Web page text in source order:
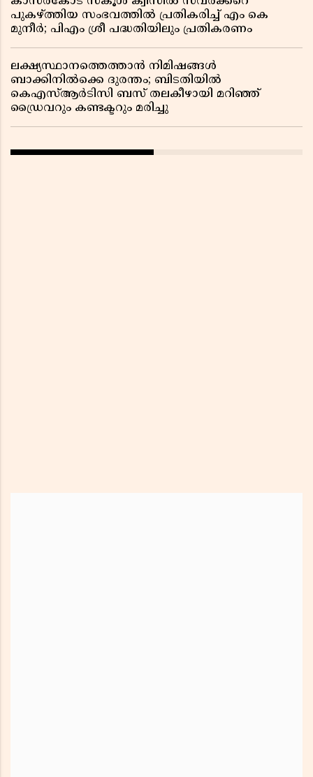
പുകഴ്ത്തിയ സംഭവത്തിൽ പ്രതികരിച്ച് എം കെ
മുനീർ; പിഎം ശ്രീ പദ്ധതിയിലും പ്രതികരണം
ലക്ഷ്യസ്ഥാനത്തെത്താൻ നിമിഷങ്ങൾ
ബാക്കിനിൽക്കെ ദുരന്തം; ബിടതിയിൽ
കെഎസ്ആർടിസി ബസ് തലകീഴായി മറിഞ്ഞ്
ഡ്രൈവറും കണ്ടക്ടറും മരിച്ചു